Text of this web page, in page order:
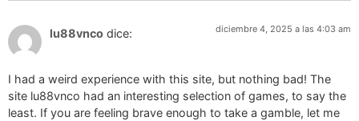
lu88vnco dice: diciembre 4, 2025 a las 4:03 am
I had a weird experience with this site, but nothing bad! The
site lu88vnco had an interesting selection of games, to say the
least. If you are feeling brave enough to take a gamble, let me